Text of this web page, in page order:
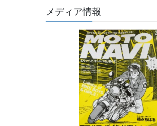
メディア情報